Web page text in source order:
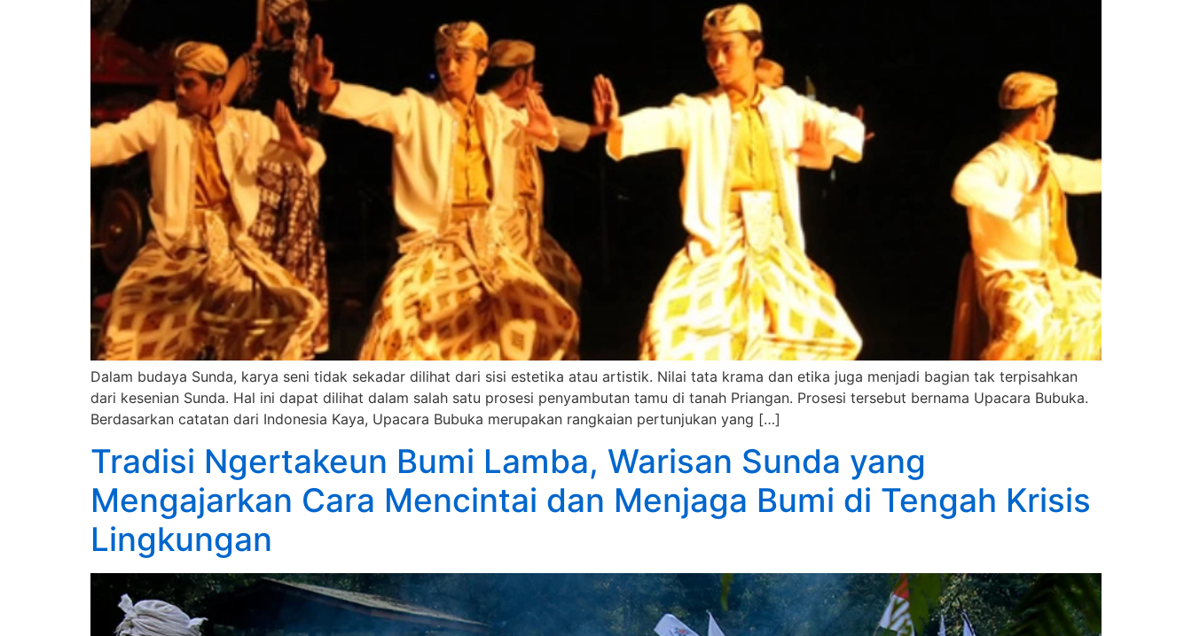
Dalam budaya Sunda, karya seni tidak sekadar dilihat dari sisi estetika atau artistik. Nilai tata krama dan etika juga menjadi bagian tak terpisahkan
dari kesenian Sunda. Hal ini dapat dilihat dalam salah satu prosesi penyambutan tamu di tanah Priangan. Prosesi tersebut bernama Upacara Bubuka.
Berdasarkan catatan dari Indonesia Kaya, Upacara Bubuka merupakan rangkaian pertunjukan yang […]
Tradisi Ngertakeun Bumi Lamba, Warisan Sunda yang
Mengajarkan Cara Mencintai dan Menjaga Bumi di Tengah Krisis
Lingkungan